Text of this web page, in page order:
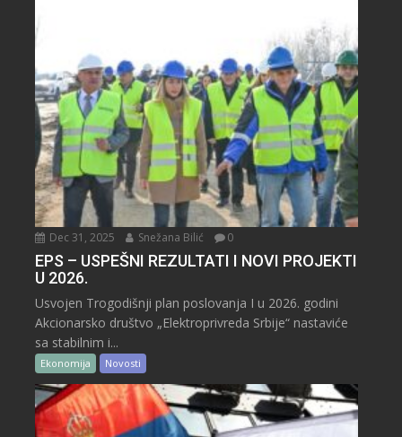
Dec 31, 2025 Snežana Bilić 0
EPS – USPEŠNI REZULTATI I NOVI PROJEKTI
U 2026.
Usvojen Trogodišnji plan poslovanja I u 2026. godini
Akcionarsko društvo „Elektroprivreda Srbije“ nastaviće
sa stabilnim i...
Ekonomija Novosti